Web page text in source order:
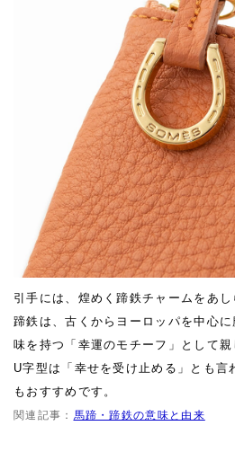
引手には、煌めく蹄鉄チャームをあし
蹄鉄は、古くからヨーロッパを中心
味を持つ「幸運のモチーフ」として親
U字型は「幸せを受け止める」とも言
もおすすめです。
関連記事： 馬蹄・蹄鉄の意味と由来